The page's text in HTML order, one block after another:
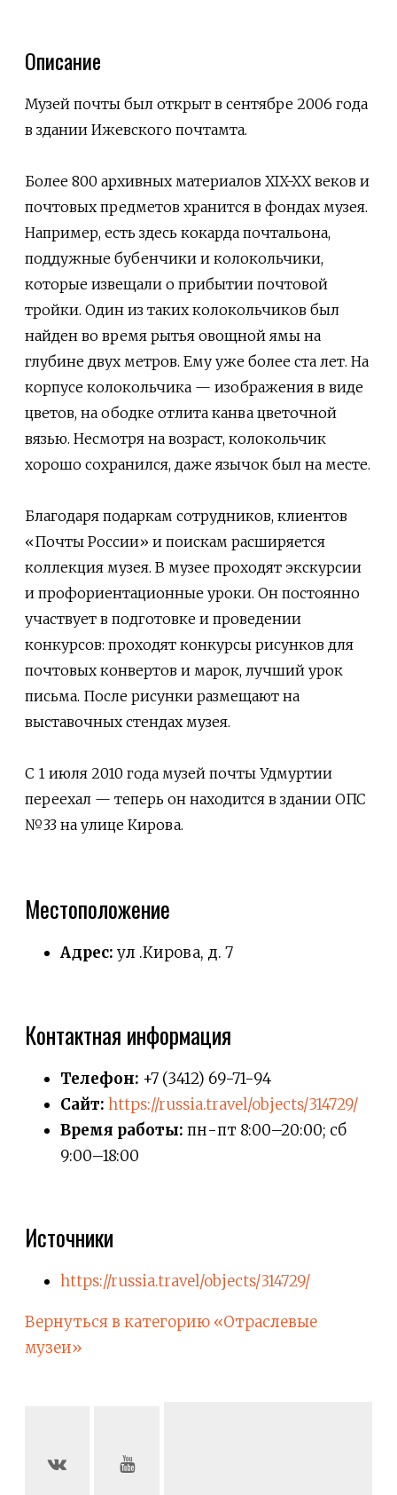
Описание
Музей почты был открыт в сентябре 2006 года
в здании Ижевского почтамта.
Более 800 архивных материалов XIX-XX веков и
почтовых предметов хранится в фондах музея.
Например, есть здесь кокарда почтальона,
поддужные бубенчики и колокольчики,
которые извещали о прибытии почтовой
тройки. Один из таких колокольчиков был
найден во время рытья овощной ямы на
глубине двух метров. Ему уже более ста лет. На
корпусе колокольчика — изображения в виде
цветов, на ободке отлита канва цветочной
вязью. Несмотря на возраст, колокольчик
хорошо сохранился, даже язычок был на месте.
Благодаря подаркам сотрудников, клиентов
«Почты России» и поискам расширяется
коллекция музея. В музее проходят экскурсии
и профориентационные уроки. Он постоянно
участвует в подготовке и проведении
конкурсов: проходят конкурсы рисунков для
почтовых конвертов и марок, лучший урок
письма. После рисунки размещают на
выставочных стендах музея.
С 1 июля 2010 года музей почты Удмуртии
переехал — теперь он находится в здании ОПС
№33 на улице Кирова.
Местоположение
Адрес: ул .Кирова, д. 7
Контактная информация
Телефон: +7 (3412) 69-71-94
Сайт: https://russia.travel/objects/314729/
Время работы: пн-пт 8:00–20:00; сб
9:00–18:00
Источники
https://russia.travel/objects/314729/
Вернуться в категорию «Отраслевые
музеи»